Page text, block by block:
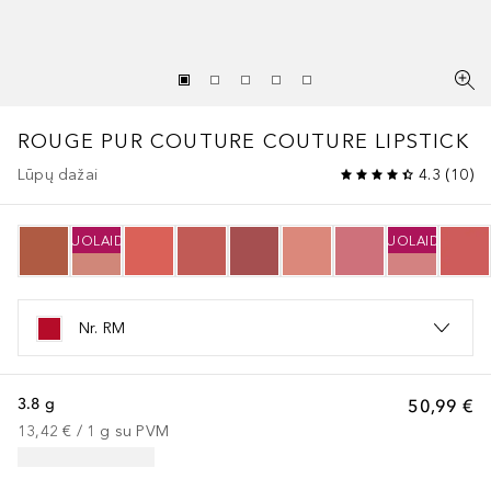
ROUGE PUR COUTURE COUTURE LIPSTICK
Lūpų dažai 4.3 (10)
NUOLAIDA NUOLAIDA
Nr. RM
50,99 €
3.8 g
13,42 € / 1 g su PVM